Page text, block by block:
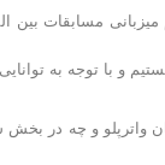
مسابقات بین
و با توجه به
واترپلو و چه در